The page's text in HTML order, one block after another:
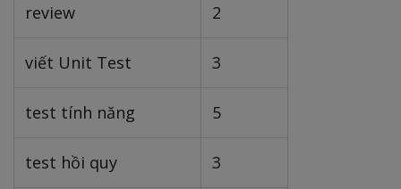
review 2
viết Unit Test 3
test tính năng 5
test hồi quy 3